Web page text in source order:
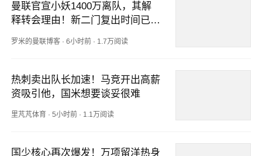
曼联官宣小妖1400万离队，其解
释转会理由！新二门复出时间已确
罗米的曼联博客 ·6小时前 · 1.7万阅读
热刺卖出队长加速！马竞开出高薪
资吸引他，国米想要谈妥很难
里芃芃体育 ·5小时前 · 1.1万阅读
国少核心再次爆发！万项留洋热身